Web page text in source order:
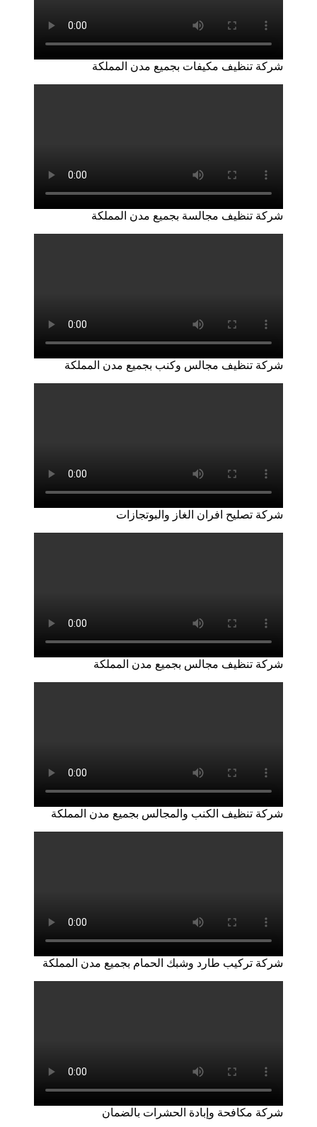
شركة تنظيف مكيفات بجميع مدن المملكة
شركة تنظيف مجالسة بجميع مدن المملكة
شركة تنظيف مجالس وكنب بجميع مدن المملكة
شركة تصليح افران الغاز والبوتجازات
شركة تنظيف مجالس بجميع مدن المملكة
شركة تنظيف الكنب والمجالس بجميع مدن المملكة
شركة تركيب طارد وشبك الحمام بجميع مدن المملكة
شركة مكافحة وإبادة الحشرات بالضمان